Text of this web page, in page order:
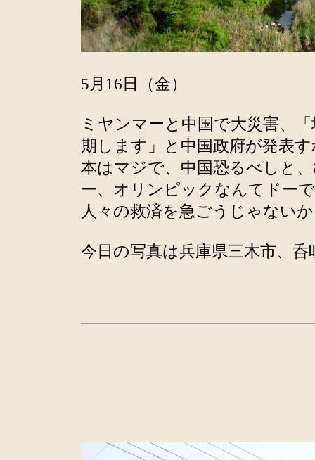
5月16日（金）
ミヤンマーと中国で大災害、
期します」と中国政府が発表
本はマジで、中国恐るべしと
ー、オリンピックなんてドー
人々の救済を急ごうじゃない
今日の写真は兵庫県三木市、